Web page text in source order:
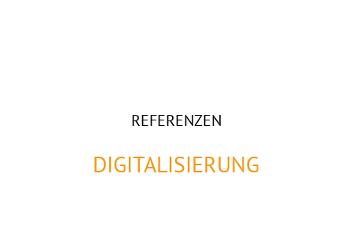
REFERENZEN
DIGITALISIERUNG